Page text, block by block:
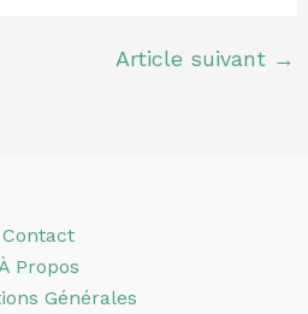
Article suivant →
Contact
Propos
Générales